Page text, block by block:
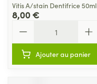
Vitis A/stain Dentifrice 50ml
8,00 €
Ajouter au panier